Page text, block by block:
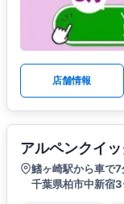
店舗情報
アルペンクイ
鰭ヶ崎駅から車で7
千葉県柏市中新宿